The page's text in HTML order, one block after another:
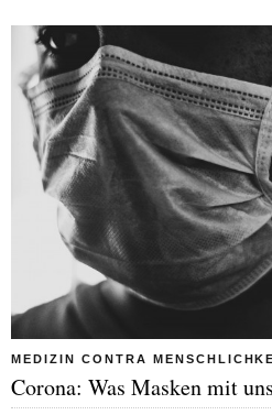
MEDIZIN CONTRA
Corona: Was Masken mit